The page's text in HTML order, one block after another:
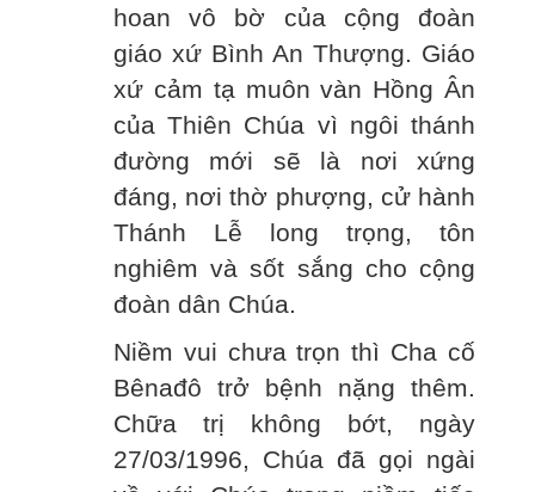
hoan vô bờ của cộng đoàn
giáo xứ Bình An Thượng. Giáo
xứ cảm tạ muôn vàn Hồng Ân
của Thiên Chúa vì ngôi thánh
đường mới sẽ là nơi xứng
đáng, nơi thờ phượng, cử hành
Thánh Lễ long trọng, tôn
nghiêm và sốt sắng cho cộng
đoàn dân Chúa.
Niềm vui chưa trọn thì Cha cố
Bênađô trở bệnh nặng thêm.
Chữa trị không bớt, ngày
27/03/1996, Chúa đã gọi ngài